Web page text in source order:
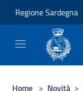
Regione Sardegna
Home > Novità >